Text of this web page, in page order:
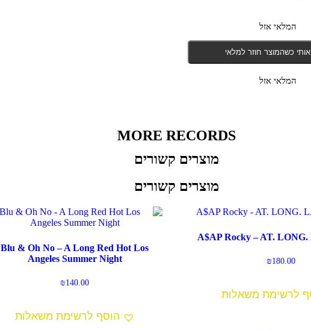
המלאי אזל
אותי כשהמוצר חוזר למלאי
המלאי אזל
MORE RECORDS
מוצרים קשורים
מוצרים קשורים
A$AP Rocky – AT.
₪180.00
לרשימת משאלות
Blu & Oh No – A Long Red Hot Los
Angeles Summer Night
₪140.00
הוסף לרשימת משאלות